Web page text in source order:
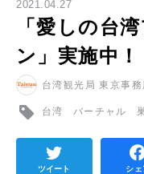
2021.04.27
「愛しの台
ン」実施中！
台湾観光局 東京事務
台湾 バーチャル
ツイート シェ